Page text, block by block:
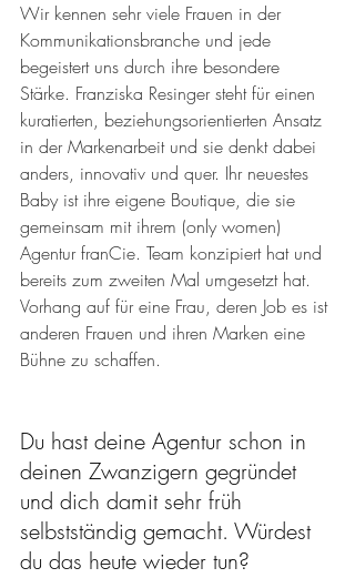
Wir kennen sehr viele Frauen in der
Kommunikationsbranche und jede
begeistert uns durch ihre besondere
Stärke. Franziska Resinger steht für einen
kuratierten, beziehungsorientierten Ansatz
in der Markenarbeit und sie denkt dabei
anders, innovativ und quer. Ihr neuestes
Baby ist ihre eigene Boutique, die sie
gemeinsam mit ihrem (only women)
Agentur franCie. Team konzipiert hat und
bereits zum zweiten Mal umgesetzt hat.
Vorhang auf für eine Frau, deren Job es ist
anderen Frauen und ihren Marken eine
Bühne zu schaffen.
Du hast deine Agentur schon in
deinen Zwanzigern gegründet
und dich damit sehr früh
selbstständig gemacht. Würdest
du das heute wieder tun?